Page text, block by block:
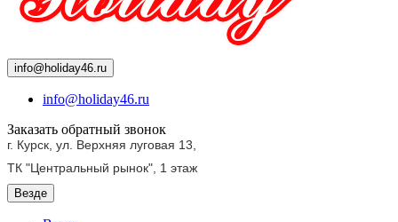
info@holiday46.ru
info@holiday46.ru
Заказать обратный звонок
г. Курск, ул. Верхняя луговая 13,
ТК "Центральный рынок", 1 этаж
Везде